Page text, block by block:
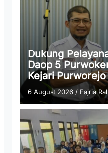
Dukung
Daop 5
Kejari
6 August 2026 / Fajria